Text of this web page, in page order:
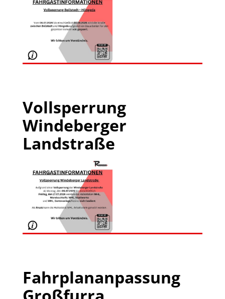
Vollsperrung
Windeberger
Landstraße
Fahrplananpassung